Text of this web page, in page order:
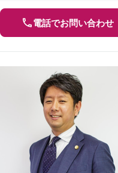
電話でお問い合わせ